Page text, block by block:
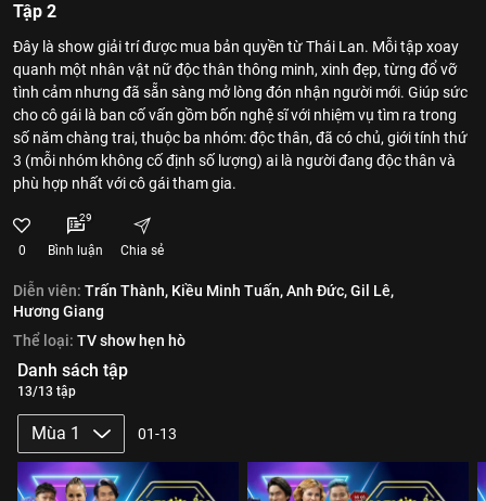
Tập 2
Đây là show giải trí được mua bản quyền từ Thái Lan. Mỗi tập xoay
quanh một nhân vật nữ độc thân thông minh, xinh đẹp, từng đổ vỡ
tình cảm nhưng đã sẵn sàng mở lòng đón nhận người mới. Giúp sức
cho cô gái là ban cố vấn gồm bốn nghệ sĩ với nhiệm vụ tìm ra trong
số năm chàng trai, thuộc ba nhóm: độc thân, đã có chủ, giới tính thứ
3 (mỗi nhóm không cố định số lượng) ai là người đang độc thân và
phù hợp nhất với cô gái tham gia.
0
29
Bình luận Chia sẻ
Diễn viên: Trấn Thành, Kiều Minh Tuấn,Anh Đức,Gil Lê,
Hương Giang
Thể loại: TV show hẹn hò
Danh sách tập
13/13 tập
Mùa 1 01-13